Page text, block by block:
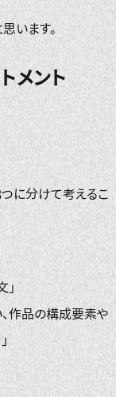
います。
メント
に分けて考えるこ
」
作品の構成要素や